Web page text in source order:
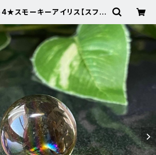
スモーキーアイリス【スフィ
Stone ～パワースト
ーン・天然石SHOP～